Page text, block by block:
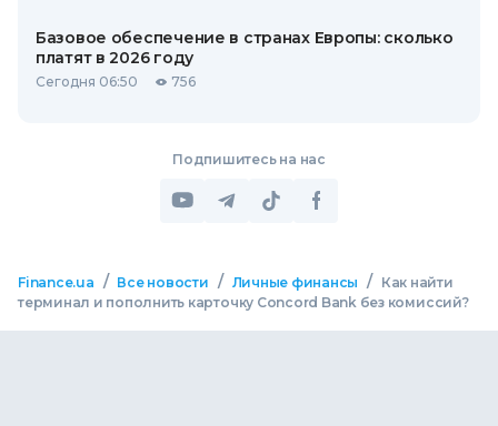
Базовое обеспечение в странах Европы: сколько
платят в 2026 году
Сегодня 06:50 756
Подпишитесь на нас
Finance.ua / Все новости / Личные финансы /
Как найти
терминал и пополнить карточку Concord Bank без комиссий?